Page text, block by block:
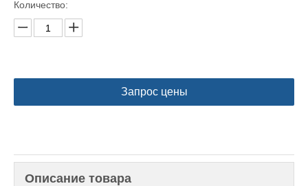
Количество:
Запрос цены
Описание товара